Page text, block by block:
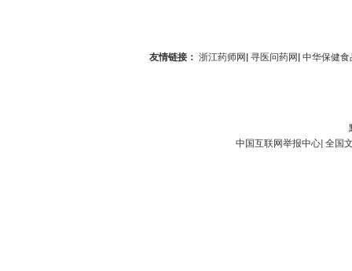
友情链接： 浙江药师网| 寻医问药网| 中华保健食
中国互联网举报中心| 全国